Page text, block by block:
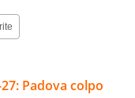
Padova colpo